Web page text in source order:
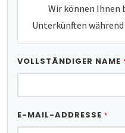
Wir können Ihnen
Unterkünften
VOLLSTÄNDIGER NAME
E-MAIL-ADDRESSE *